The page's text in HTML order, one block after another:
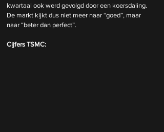
kwartaal ook werd gevolgd door een koersdaling.
De markt kijkt dus niet meer naar “goed”, maar
naar “beter dan perfect”.
Cijfers TSMC: